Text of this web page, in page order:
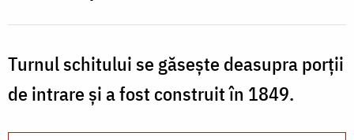
Pr.
Silviu
Turnul schitului se găseşte deasupra porţii
de intrare şi a fost construit în 1849.